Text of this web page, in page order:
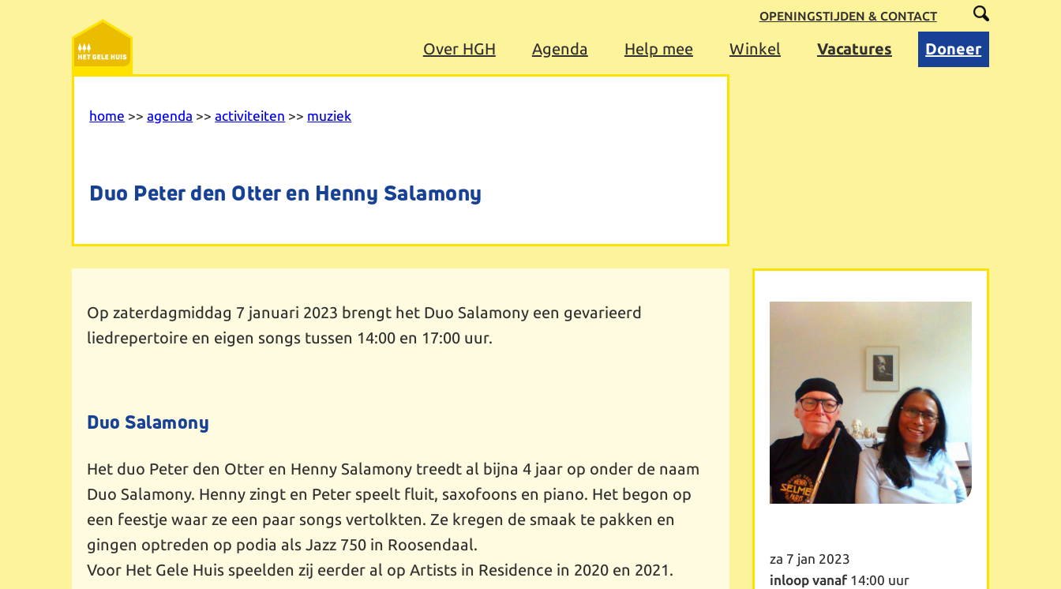
OPENINGSTIJDEN & CONTACT
Over HGH Agenda Help mee Winkel Vacatures Doneer
home >>agenda >>activiteiten >> muziek
Duo Peter den Otter en Henny Salamony
za 7 jan 2023
inloop vanaf14:00 uur
Op zaterdagmiddag 7 januari 2023 brengt het Duo Salamony een gevarieerd
liedrepertoire en eigen songs tussen 14:00 en 17:00 uur.
Duo Salamony
Het duo Peter den Otter en Henny Salamony treedt al bijna 4 jaar op onder de naam
Duo Salamony. Henny zingt en Peter speelt fluit, saxofoons en piano. Het begon op
een feestje waar ze een paar songs vertolkten. Ze kregen de smaak te pakken en
gingen optreden op podia als Jazz 750 in Roosendaal.
Voor Het Gele Huis speelden zij eerder al op Artists in Residence in 2020 en 2021.